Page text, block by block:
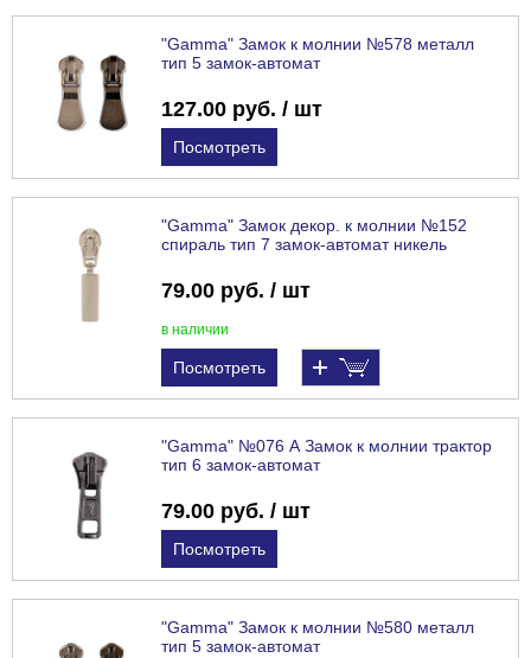
"Gamma" Замок к молнии №578 металл
тип 5 замок-автомат
127.00 руб. / шт
Посмотреть
"Gamma" Замок декор. к молнии №152
спираль тип 7 замок-автомат никель
79.00 руб. / шт
в наличии
Посмотреть
"Gamma" №076 А Замок к молнии трактор
тип 6 замок-автомат
79.00 руб. / шт
Посмотреть
"Gamma" Замок к молнии №580 металл
тип 5 замок-автомат